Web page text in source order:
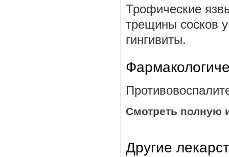
Трофические
трещины сосков
гингивиты.
Смотреть полную
Другие